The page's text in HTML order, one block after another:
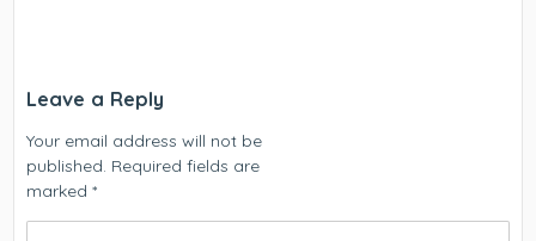
Leave a Reply
Your email address will not be
published. Required fields are
marked*